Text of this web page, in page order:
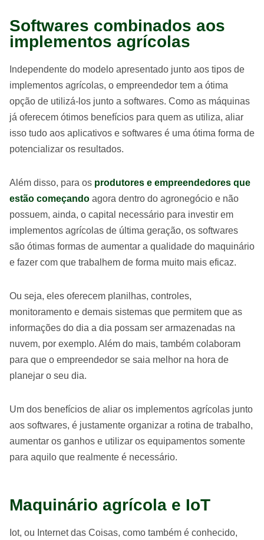
Softwares combinados aos
implementos agrícolas
Independente do modelo apresentado junto aos tipos de
implementos agrícolas, o empreendedor tem a ótima
opção de utilizá-los junto a softwares. Como as máquinas
já oferecem ótimos benefícios para quem as utiliza, aliar
isso tudo aos aplicativos e softwares é uma ótima forma de
potencializar os resultados.
Além disso, para os produtores e empreendedores que
estão começando agora dentro do agronegócio e não
possuem, ainda, o capital necessário para investir em
implementos agrícolas de última geração, os softwares
são ótimas formas de aumentar a qualidade do maquinário
e fazer com que trabalhem de forma muito mais eficaz.
Ou seja, eles oferecem planilhas, controles,
monitoramento e demais sistemas que permitem que as
informações do dia a dia possam ser armazenadas na
nuvem, por exemplo. Além do mais, também colaboram
para que o empreendedor se saia melhor na hora de
planejar o seu dia.
Um dos benefícios de aliar os implementos agrícolas junto
aos softwares, é justamente organizar a rotina de trabalho,
aumentar os ganhos e utilizar os equipamentos somente
para aquilo que realmente é necessário.
Maquinário agrícola e IoT
Iot, ou Internet das Coisas, como também é conhecido,